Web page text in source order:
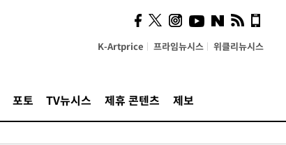
K-Artprice 프라임뉴시스 위클리뉴시스
포토 TV뉴시스 제휴 콘텐츠 제보
사이 해답 찾았죠"…알을
깨고 나온 '초자아'